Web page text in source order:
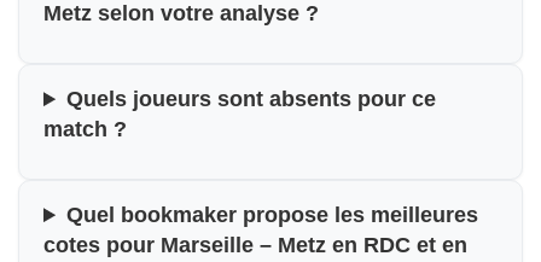
Metz selon votre analyse ?
Quels joueurs sont absents pour ce
match ?
Quel bookmaker propose les meilleures
cotes pour Marseille – Metz en RDC et en